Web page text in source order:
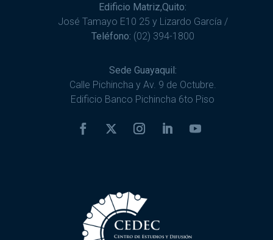
Edificio Matriz,Quito:
José Tamayo E10 25 y Lizardo García /
Teléfono: (02) 394-1800
Sede Guayaquil:
Calle Pichincha y Av. 9 de Octubre.
Edificio Banco Pichincha 6to Piso